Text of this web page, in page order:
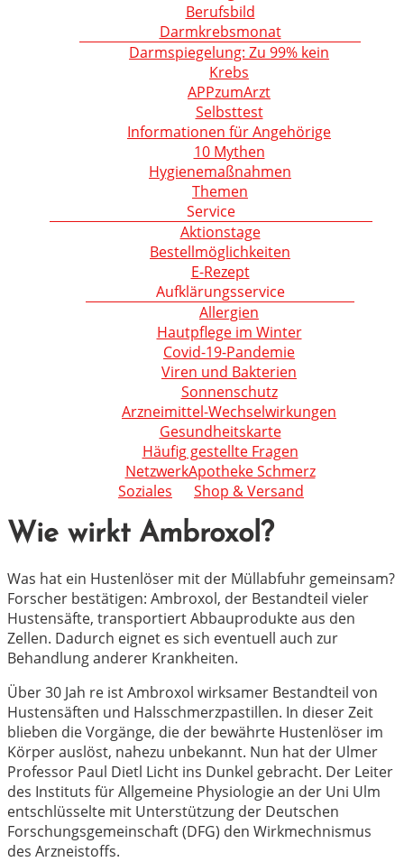
Berufsbild
Darmkrebsmonat
Darmspiegelung: Zu 99% kein
Krebs
APPzumArzt
Selbsttest
Informationen für Angehörige
10 Mythen
Hygienemaßnahmen
Themen
Service
Aktionstage
Bestellmöglichkeiten
E-Rezept
Aufklärungsservice
Allergien
Hautpflege im Winter
Covid-19-Pandemie
Viren und Bakterien
Sonnenschutz
Arzneimittel-Wechselwirkungen
Gesundheitskarte
Häufig gestellte Fragen
NetzwerkApotheke Schmerz
Soziales
Shop & Versand
Wie wirkt Ambroxol?
Was hat ein Hustenlöser mit der Müllabfuhr gemeinsam?
Forscher bestätigen: Ambroxol, der Bestandteil vieler
Hustensäfte, transportiert Abbauprodukte aus den
Zellen. Dadurch eignet es sich eventuell auch zur
Behandlung anderer Krankheiten.
Über 30 Jah re ist Ambroxol wirksamer Bestandteil von
Hustensäften und Halsschmerzpastillen. In dieser Zeit
blieben die Vorgänge, die der bewährte Hustenlöser im
Körper auslöst, nahezu unbekannt. Nun hat der Ulmer
Professor Paul Dietl Licht ins Dunkel gebracht. Der Leiter
des Instituts für Allgemeine Physiologie an der Uni Ulm
entschlüsselte mit Unterstützung der Deutschen
Forschungsgemeinschaft (DFG) den Wirkmechnismus
des Arzneistoffs.